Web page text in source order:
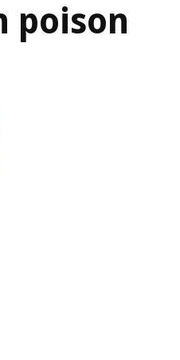
poison